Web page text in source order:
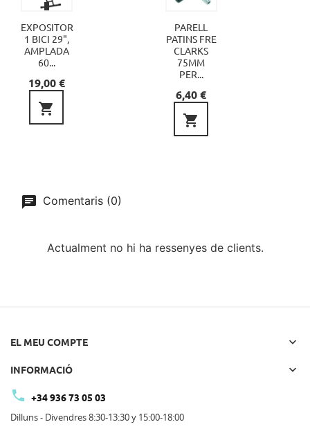
EXPOSITOR
1 BICI 29",
AMPLADA
60...
Preu
19,00 €

PARELL
PATINS FRE
CLARKS
75MM
PER...
Preu
6,40 €

Comentaris (0)
Actualment no hi ha ressenyes de clients.
EL MEU COMPTE 
INFORMACIÓ 
 +34 936 73 05 03
Dilluns - Divendres 8:30-13:30 y 15:00-18:00